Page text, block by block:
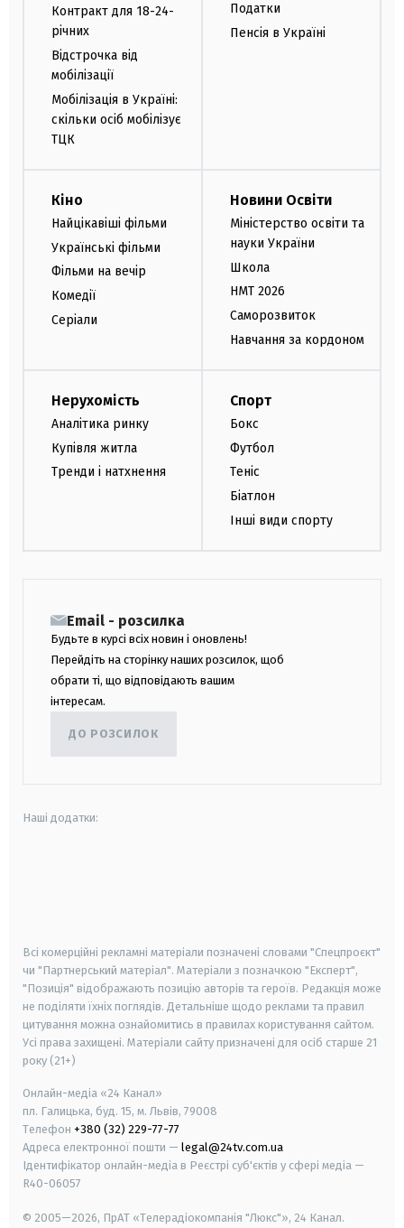
Контракт для 18-24-
річних
Відстрочка від
мобілізації
Мобілізація в Україні:
скільки осіб мобілізує
ТЦК
Податки
Пенсія в Україні
Кіно
Найцікавіші фільми
Українські фільми
Фільми на вечір
Комедії
Серіали
Новини Освіти
Міністерство освіти та
науки України
Школа
НМТ 2026
Саморозвиток
Навчання за кордоном
Нерухомість
Аналітика ринку
Купівля житла
Тренди і натхнення
Спорт
Бокс
Футбол
Теніс
Біатлон
Інші види спорту
Email - розсилка
Будьте в курсі всіх новин і оновлень!
Перейдіть на сторінку наших розсилок, щоб
обрати ті, що відповідають вашим
інтересам.
ДО РОЗСИЛОК
Наші додатки:
Всі комерційні рекламні матеріали позначені словами "Спецпроєкт"
чи "Партнерський матеріал". Матеріали з позначкою "Експерт",
"Позиція" відображають позицію авторів та героїв. Редакція може
не поділяти їхніх поглядів. Детальніше щодо реклами та правил
цитування можна ознайомитись в правилах користування сайтом.
Усі права захищені. Матеріали сайту призначені для осіб старше 21
року (21+)
Онлайн-медіа «24 Канал»
пл. Галицька, буд. 15, м. Львів, 79008
Телефон +380 (32) 229-77-77
Адреса електронної пошти — legal@24tv.com.ua
Ідентифікатор онлайн-медіа в Реєстрі суб'єктів у сфері медіа —
R40-06057
© 2005—2026, ПрАТ «Телерадіокомпанія "Люкс"», 24 Канал.